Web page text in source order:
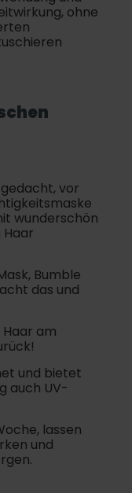
ohne
vor
wunderschön
Bumble
das und
am
und bietet
auch UV-
lassen
und